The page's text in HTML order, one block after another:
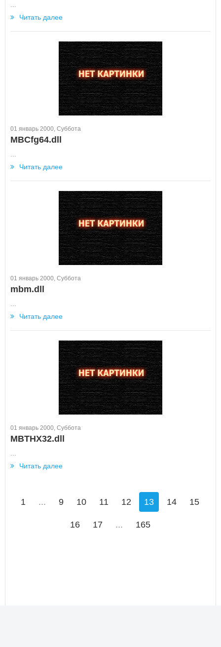
Читать далее
01 январь 2000, Суббота
MBCfg64.dll
Читать далее
01 январь 2000, Суббота
mbm.dll
Читать далее
01 январь 2000, Суббота
MBTHX32.dll
Читать далее
1 ... 9 10 11 12 13 14 15
16 17 ... 165